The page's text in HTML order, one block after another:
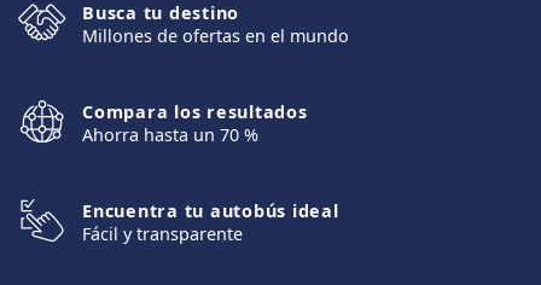
Busca tu destino
Millones de ofertas en el mundo
Compara los resultados
Ahorra hasta un 70 %
Encuentra tu autobús ideal
Fácil y transparente